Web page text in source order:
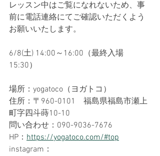
レッスン中はご覧になれないため、事
前に電話連絡にてご確認いただくよう
お願いいたします。
6/8(土) 14:00～16:00（最終入場
15:30）
場所：yogatoco（ヨガトコ）
住所：〒960-0101　福島県福島市瀬上
町字四斗蒔10-10
問い合わせ：090-9036-7676
HP： https://yogatoco.com/#top
instagram：